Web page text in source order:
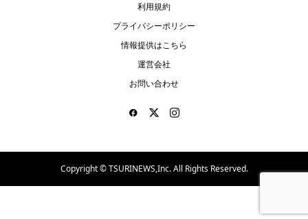
利用規約
プライバシーポリシー
情報提供はこちら
運営会社
お問い合わせ
Copyright ©TSURINEWS,Inc. All Rights Reserved.